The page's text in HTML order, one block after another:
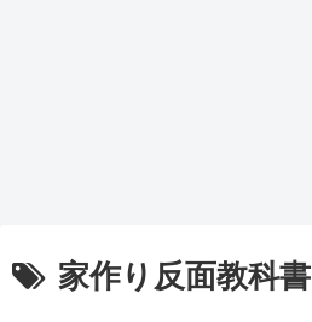
家作り反面教科書